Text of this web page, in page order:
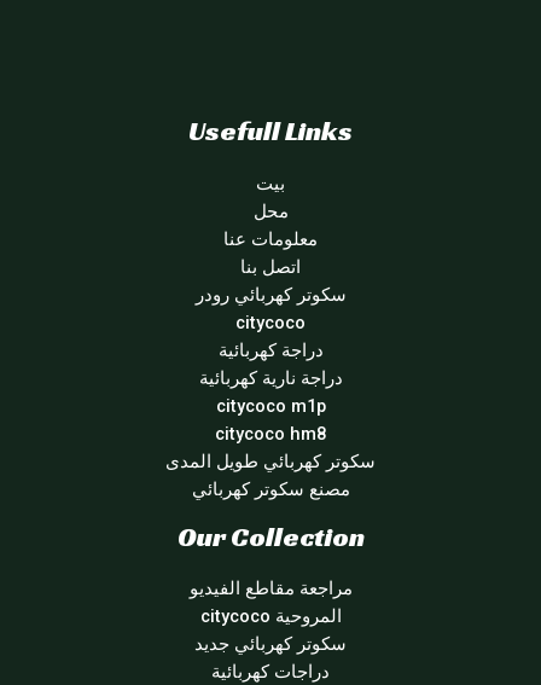
Usefull Links
بيت
محل
معلومات عنا
اتصل بنا
سكوتر كهربائي رودر
citycoco
دراجة كهربائية
دراجة نارية كهربائية
citycoco m1p
citycoco hm8
سكوتر كهربائي طويل المدى
مصنع سكوتر كهربائي
Our Collection
مراجعة مقاطع الفيديو
المروحية citycoco
سكوتر كهربائي جديد
دراجات كهربائية